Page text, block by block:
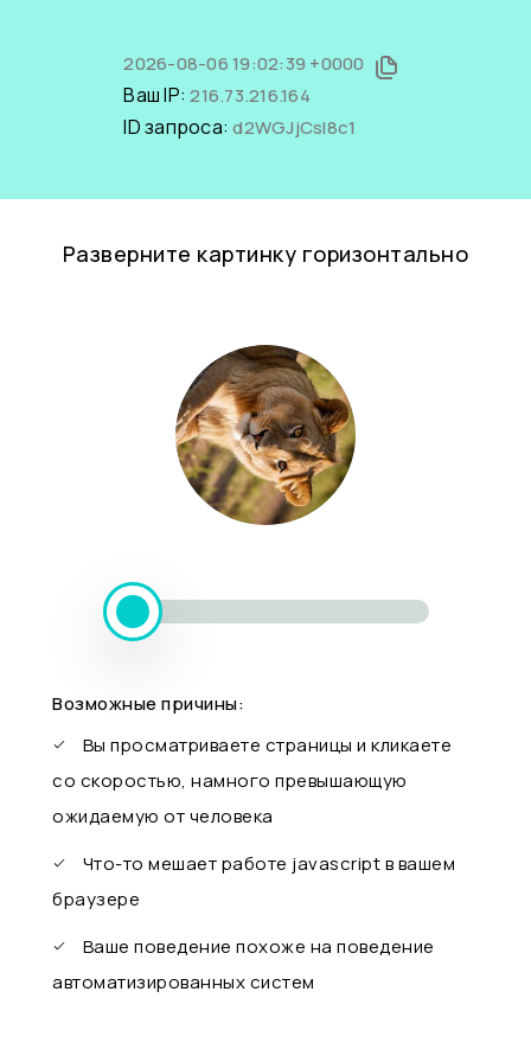
2026-08-06 19:02:39 +0000
Ваш IP:216.73.216.164
ID запроса:d2WGJjCsl8c1
Разверните картинку горизонтально
Возможные причины:
Вы просматриваете страницы и кликаете
со скоростью, намного превышающую
ожидаемую от человека
Что-то мешает работе javascript в вашем
браузере
Ваше поведение похоже на поведение
автоматизированных систем